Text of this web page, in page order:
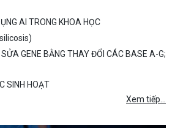
AI TRONG KHOA HỌC
SỬA GENE BẰNG THAY ĐỔI CÁC BASE A-G;
SINH HOẠT
Xem tiếp...